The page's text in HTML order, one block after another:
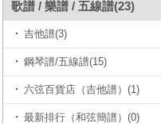
歌譜 / 樂譜 / 五線譜(23)
吉他譜(3)
鋼琴譜/五線譜(15)
六弦百貨店（吉他譜）(1)
最新排行（和弦簡譜）(0)